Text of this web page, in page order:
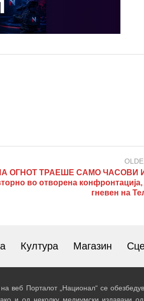
ОГНОТ ТРАЕШЕ САМО ЧАСОВИ
во отворена
гневен на
Култура Магазин
веб Порталот „Национал“ се